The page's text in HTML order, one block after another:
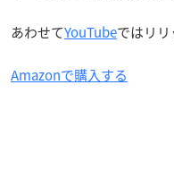
あわせてYouTubeではリリ
Amazonで購入する